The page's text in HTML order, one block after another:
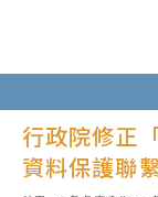
至
主
行政院修正
資料保護聯